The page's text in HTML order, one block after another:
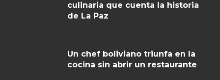
culinaria que cuenta la historia
de La Paz
Un chef boliviano triunfa en la
cocina sin abrir un restaurante